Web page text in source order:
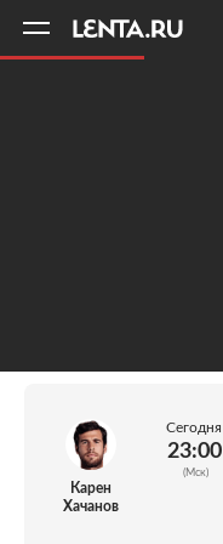
Карен
Хачанов
Сегодня
23:00
(Мск)